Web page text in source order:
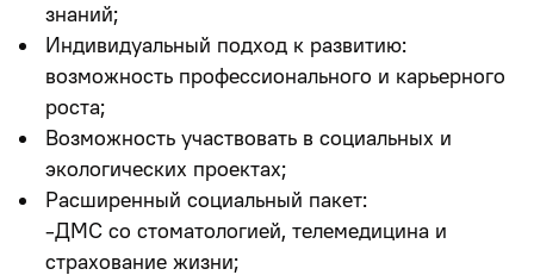
знаний;
Индивидуальный подход к развитию:
возможность профессионального и карьерного
роста;
Возможность участвовать в социальных и
экологических проектах;
Расширенный социальный пакет:
-ДМС со стоматологией, телемедицина и
страхование жизни;